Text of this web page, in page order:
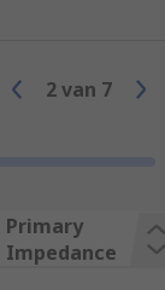
2van 7
Primary
Impedance